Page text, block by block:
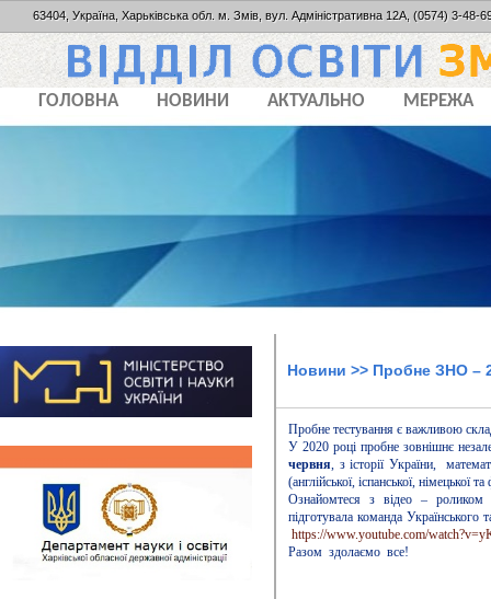
63404, Україна, Харьківська обл. м. Змів, вул. Адміністративна 12А, (0574) 3-48-
ГОЛОВНА НОВИНИ АКТУАЛЬНО МЕРЕЖА
Новини >> Пробне ЗНО –
Пробне тестування є важливою
У 2020 році пробне зовнішнє
червня, з історії України,
(англійської, іспанської, німецької
Ознайомтеся з відео –
підготувала команда Українського
https://www.youtube.com/
Разом здолаємо все!